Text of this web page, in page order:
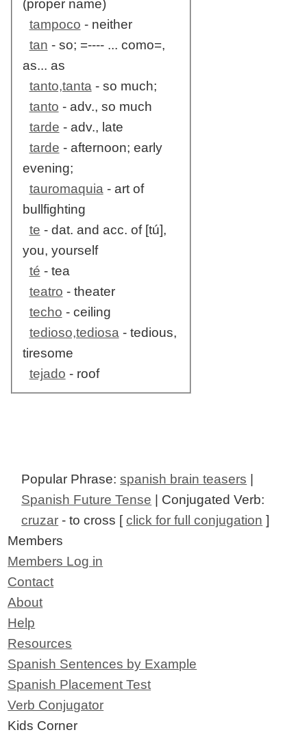
(proper name)
tampoco - neither
tan - so; =---- ... como=,
as... as
tanto,tanta - so much;
tanto - adv., so much
tarde - adv., late
tarde - afternoon; early
evening;
tauromaquia - art of
bullfighting
te - dat. and acc. of [tú],
you, yourself
té - tea
teatro - theater
techo - ceiling
tedioso,tediosa - tedious,
tiresome
tejado - roof
Popular Phrase:spanish brain teasers
Spanish Future Tense | Conjugated Verb:
cruzar - to cross [click for full conjugation ]
Members
Members Log in
Contact
About
Help
Resources
Spanish Sentences by Example
Spanish Placement Test
Verb Conjugator
Kids Corner